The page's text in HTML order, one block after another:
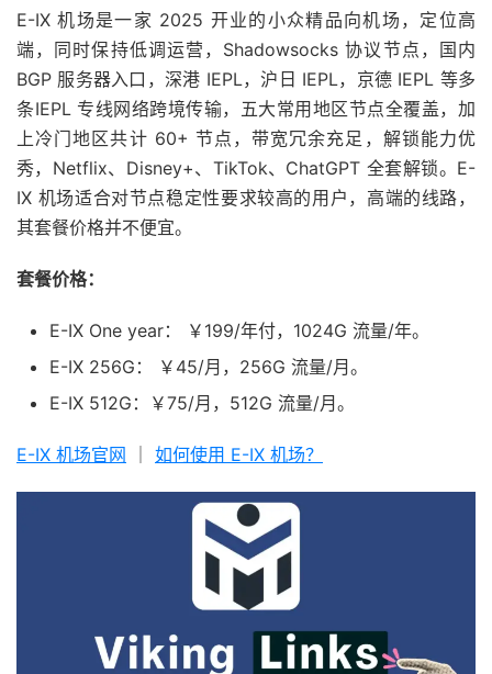
E-IX 机场是一家 2025 开业的小众精品向机场，定位高
端，同时保持低调运营，Shadowsocks 协议节点，国内
BGP 服务器入口，深港 IEPL，沪日 IEPL，京德 IEPL 等多
条IEPL 专线网络跨境传输，五大常用地区节点全覆盖，加
上冷门地区共计 60+ 节点，带宽冗余充足，解锁能力优
秀，Netflix、Disney+、TikTok、ChatGPT 全套解锁。E-
IX 机场适合对节点稳定性要求较高的用户，高端的线路，
其套餐价格并不便宜。
套餐价格：
E-IX One year： ￥199/年付，1024G 流量/年。
E-IX 256G： ￥45/月，256G 流量/月。
E-IX 512G：￥75/月，512G 流量/月。
E-IX 机场官网 如何使用 E-IX 机场？